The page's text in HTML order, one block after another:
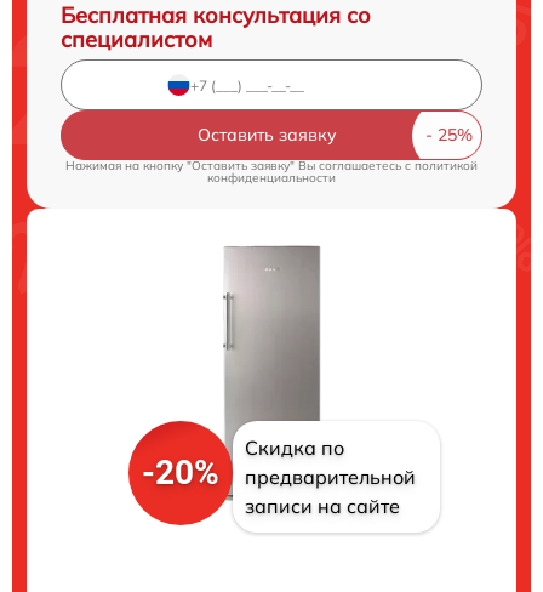
Бесплатная консультация со
специалистом
Оставить заявку
Нажимая на кнопку "Оставить заявку" Вы соглашаетесь cполитикой
конфиденциальности
-20%
Скидка по
предварительной
записи на сайте